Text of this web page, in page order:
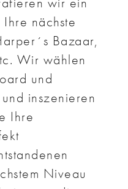
nächste
Bazaar,
Wir wählen
und
inszenieren
Ihre
Niveau